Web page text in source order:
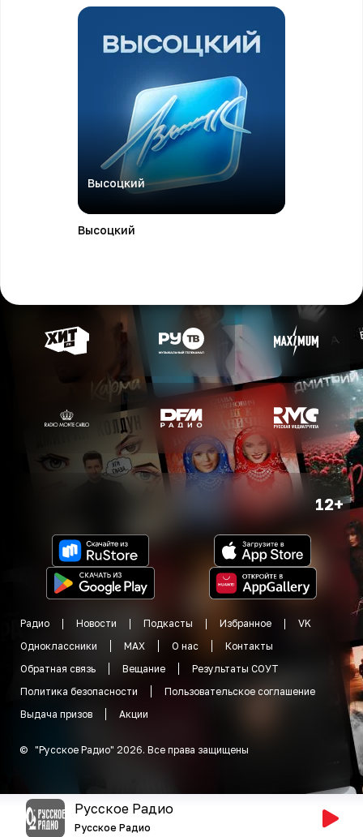
Высоцкий
Высоцкий
12+
Радио Новости Подкасты Избранное
VK
Одноклассники
MAX О нас
Контакты
Обратная связь
Вещание
Результаты СОУТ
Политика безопасности
Пользовательское соглашение
Выдача призов
Акции
© "Русское Радио" 2026. Все права защищены
Русское Радио
Русское Радио